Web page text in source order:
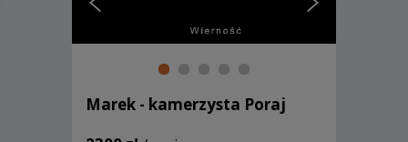
Marek - kamerzysta Poraj